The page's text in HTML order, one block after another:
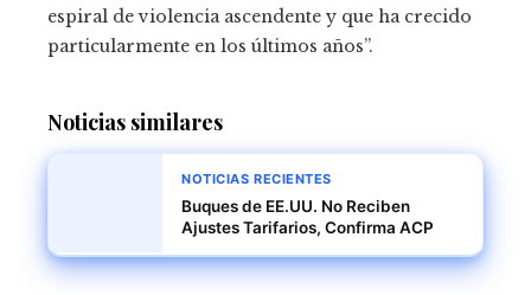
espiral de violencia ascendente y que ha crecido
particularmente en los últimos años”.
Noticias similares
NOTICIAS RECIENTES
Buques de EE.UU. No Reciben
Ajustes Tarifarios, Confirma ACP